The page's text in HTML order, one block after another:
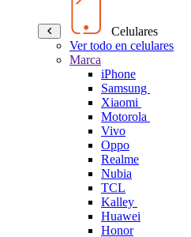
Celulares
Ver todo en celulares
Marca
iPhone
Samsung
Xiaomi
Motorola
Vivo
Oppo
Realme
Nubia
TCL
Kalley
Huawei
Honor